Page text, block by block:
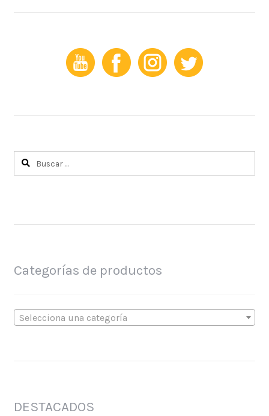
Buscar:
Categorías de productos
Selecciona una categoría
DESTACADOS